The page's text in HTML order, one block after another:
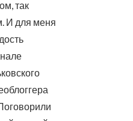
так
И для меня